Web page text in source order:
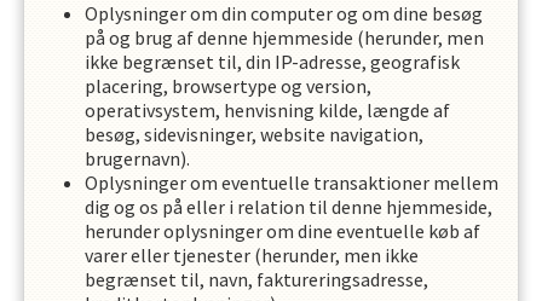
Oplysninger om din computer og om dine besøg
på og brug af denne hjemmeside (herunder, men
ikke begrænset til, din IP-adresse, geografisk
placering, browsertype og version,
operativsystem, henvisning kilde, længde af
besøg, sidevisninger, website navigation,
brugernavn).
Oplysninger om eventuelle transaktioner mellem
dig og os på eller i relation til denne hjemmeside,
herunder oplysninger om dine eventuelle køb af
varer eller tjenester (herunder, men ikke
begrænset til, navn, faktureringsadresse,